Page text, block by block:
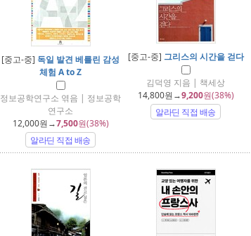
[중고-중] 독일 발견 베를린 감성
체험 A to Z
정보공학연구소 엮음 | 정보공학
연구소
12,000원→7,500원(38%)
알라딘 직접 배송
[중고-중] 그리스의 시간을 걷다
김덕영 지음 | 책세상
14,800원→9,200원(38%)
알라딘 직접 배송